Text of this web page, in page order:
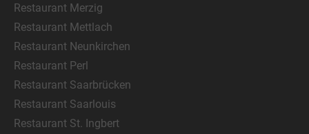
Restaurant Merzig
Restaurant Mettlach
Restaurant Neunkirchen
Restaurant Perl
Restaurant Saarbrücken
Restaurant Saarlouis
Restaurant St. Ingbert